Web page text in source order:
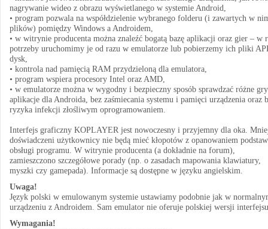
nagrywanie wideo z obrazu wyświetlanego w systemie Android,
• program pozwala na współdzielenie wybranego folderu (i zawartych w
plików) pomiędzy Windows a Androidem,
• w witrynie producenta można znaleźć bogatą bazę aplikacji oraz gier – w
potrzeby uruchomimy je od razu w emulatorze lub pobierzemy ich pliki
dysk,
• kontrola nad pamięcią RAM przydzieloną dla emulatora,
• program wspiera procesory Intel oraz AMD,
• w emulatorze można w wygodny i bezpieczny sposób sprawdzać różne
aplikacje dla Androida, bez zaśmiecania systemu i pamięci urządzenia oraz
ryzyka infekcji złośliwym oprogramowaniem.
Interfejs graficzny KOPLAYER jest nowoczesny i przyjemny dla oka.
doświadczeni użytkownicy nie będą mieć kłopotów z opanowaniem podstaw
obsługi programu. W witrynie producenta (a dokładnie na forum),
zamieszczono szczegółowe porady (np. o zasadach mapowania klawiatury,
myszki czy gamepada). Informacje są dostępne w języku angielskim.
Uwaga!
Język polski w emulowanym systemie ustawiamy podobnie jak w
urządzeniu z Androidem. Sam emulator nie oferuje polskiej wersji
Wymagania!